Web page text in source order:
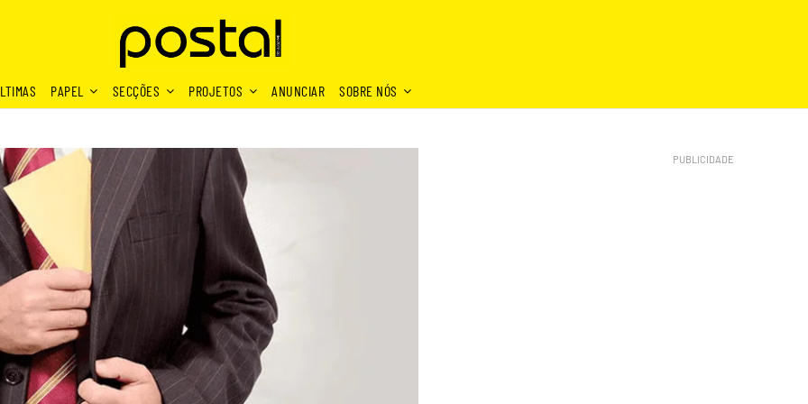
PAPEL SECÇÕES PROJETOS ANUNCIAR SOBRE NÓS